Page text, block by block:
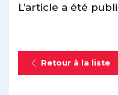
L’article a été
Retour à la liste